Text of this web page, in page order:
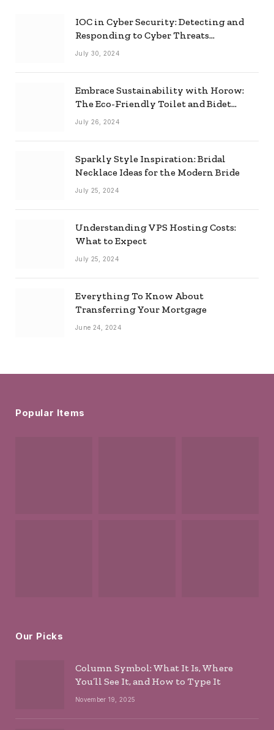
IOC in Cyber Security: Detecting and
Responding to Cyber Threats
Effectively
July 30, 2024
Embrace Sustainability with Horow:
The Eco-Friendly Toilet and Bidet
Combo
July 26, 2024
Sparkly Style Inspiration: Bridal
Necklace Ideas for the Modern Bride
July 25, 2024
Understanding VPS Hosting Costs:
What to Expect
July 25, 2024
Everything To Know About
Transferring Your Mortgage
June 24, 2024
Popular Items
Our Picks
Column Symbol: What It Is, Where
You’ll See It, and How to Type It
November 19, 2025